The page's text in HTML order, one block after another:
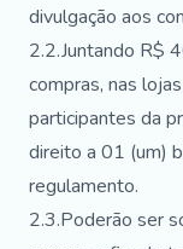
divulgação aos
2.2.Juntando R$
compras, nas
participantes da
direito a 01 (um)
regulamento.
2.3.Poderão ser